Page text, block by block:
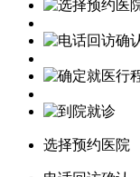
选择预约医院